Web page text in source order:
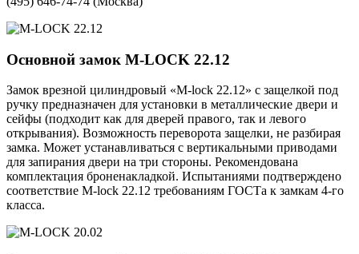
Основной замок M-LOCK 22.12
Замок врезной цилиндровый «M-lock 22.12» с защелкой под
ручку предназначен для установки в металлические двери и
сейфы (подходит как для дверей правого, так и левого
открывания). Возможность переворота защелки, не разбирая
замка. Может устанавливаться с вертикальными приводами
для запирания двери на три стороны. Рекомендована
комплектация броненакладкой. Испытаниями подтверждено
соответствие M-lock 22.12 требованиям ГОСТа к замкам 4-го
класса.